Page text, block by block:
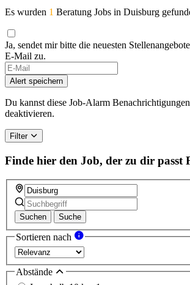
Es wurden 1 Beratung Jobs in Duisburg
Ja, sendet mir bitte die neuesten
E-Mail zu.
Alert speichern
Du kannst diese Job-Alarm
deaktivieren.
Filter
Finde hier den Job, der zu dir passt
Suchen Suche
Sortieren nach
Abstände